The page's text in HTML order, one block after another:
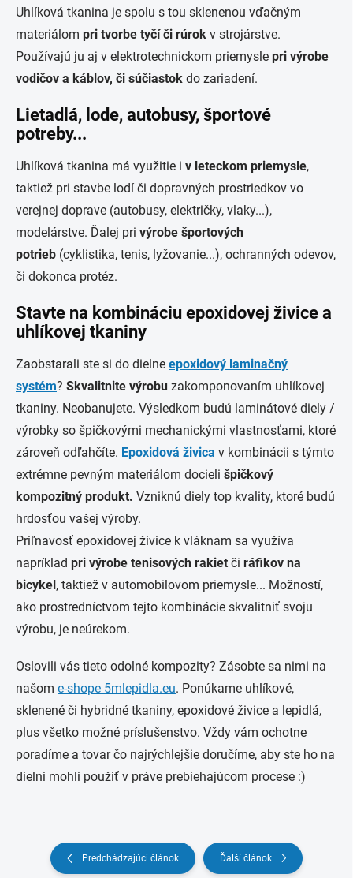
Uhlíková tkanina je spolu s tou sklenenou vďačným
materiálom pri tvorbe tyčí či rúrok v strojárstve.
Používajú ju aj v elektrotechnickom priemysle pri výrobe
vodičov a káblov, či súčiastok do zariadení.
Lietadlá, lode, autobusy, športové
potreby...
Uhlíková tkanina má využitie i v leteckom priemysle,
taktiež pri stavbe lodí či dopravných prostriedkov vo
verejnej doprave (autobusy, električky, vlaky...),
modelárstve. Ďalej pri výrobe športových
potrieb (cyklistika, tenis, lyžovanie...), ochranných odevov,
či dokonca protéz.
Stavte na kombináciu epoxidovej živice a
uhlíkovej tkaniny
Zaobstarali ste si do dielne epoxidový laminačný
systém? Skvalitnite výrobu zakomponovaním uhlíkovej
tkaniny. Neobanujete. Výsledkom budú laminátové diely /
výrobky so špičkovými mechanickými vlastnosťami, ktoré
zároveň odľahčíte. Epoxidová živica v kombinácii s týmto
extrémne pevným materiálom docieli špičkový
kompozitný produkt. Vzniknú diely top kvality, ktoré budú
hrdosťou vašej výroby.
Priľnavosť epoxidovej živice k vláknam sa využíva
napríklad pri výrobe tenisových rakiet či ráfikov na
bicykel, taktiež v automobilovom priemysle... Možností,
ako prostredníctvom tejto kombinácie skvalitniť svoju
výrobu, je neúrekom.
Oslovili vás tieto odolné kompozity? Zásobte sa nimi na
našom e-shope 5mlepidla.eu. Ponúkame uhlíkové,
sklenené či hybridné tkaniny, epoxidové živice a lepidlá,
plus všetko možné príslušenstvo. Vždy vám ochotne
poradíme a tovar čo najrýchlejšie doručíme, aby ste ho na
dielni mohli použiť v práve prebiehajúcom procese :)
Predchádzajúci článok Ďalší článok